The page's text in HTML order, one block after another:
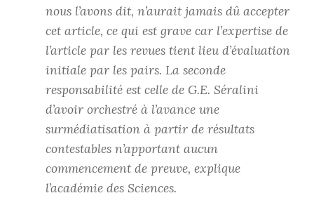
nous l’avons dit, n’aurait jamais dû accepter
cet article, ce qui est grave car l’expertise de
l’article par les revues tient lieu d’évaluation
initiale par les pairs. La seconde
responsabilité est celle de G.E. Séralini
d’avoir orchestré à l’avance une
surmédiatisation à partir de résultats
contestables n’apportant aucun
commencement de preuve, explique
l’académie des Sciences.